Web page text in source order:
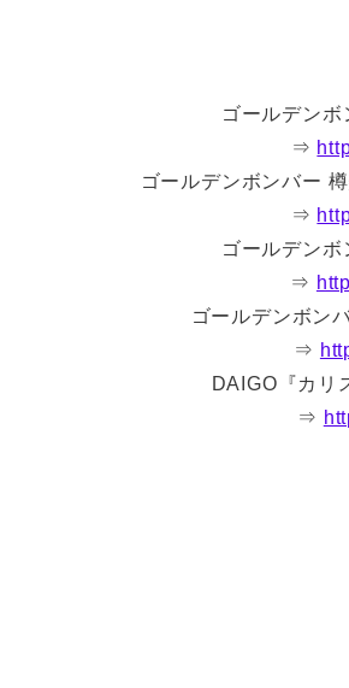
ゴールデンボ
⇒
ゴールデンボンバー
⇒
ゴールデンボ
⇒
ゴールデンボン
⇒
DAIGO『カリ
⇒